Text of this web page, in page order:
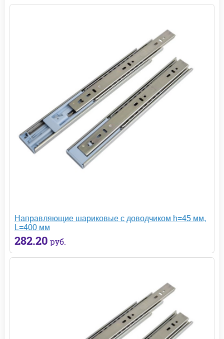
Направляющие шариковые с доводчиком h=45 мм,
L=400 мм
282.20 руб.